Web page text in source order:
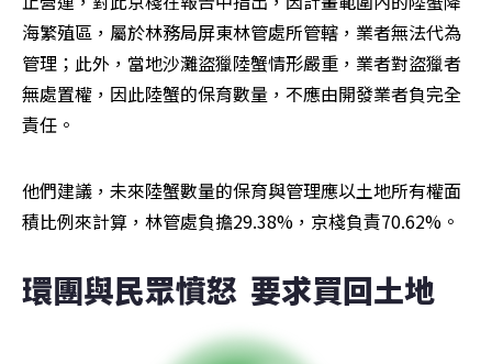
海繁殖區，屬於林務局屏東林管處所管轄，業者無法代為
管理；此外，當地沙灘盜獵陸蟹情形嚴重，業者對盜獵者
無處置權，因此陸蟹的保育數量，不應由開發業者負完全
責任。
他們建議，未來陸蟹數量的保育與管理應以土地所有權面
積比例來計算，林管處負擔29.38%，京棧負責70.62%。
環團與民眾憤怒  要求買回土地